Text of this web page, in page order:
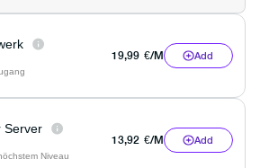
19,99 €/M Add
Server
Niveau
13,92 €/M Add